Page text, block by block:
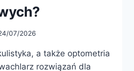
07/2026
a także optometria
rozwiązań dla